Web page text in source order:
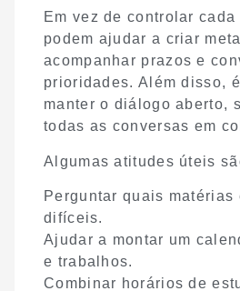
Em vez de controlar
podem ajudar a criar
acompanhar prazos e
prioridades. Além disso,
manter o diálogo aberto,
todas as conversas em
Algumas atitudes úteis
Perguntar quais matérias
difíceis.
Ajudar a montar um
e trabalhos.
Combinar horários de